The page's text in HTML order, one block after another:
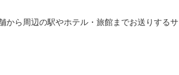
から周辺の駅やホテル・旅館までお送りするサ